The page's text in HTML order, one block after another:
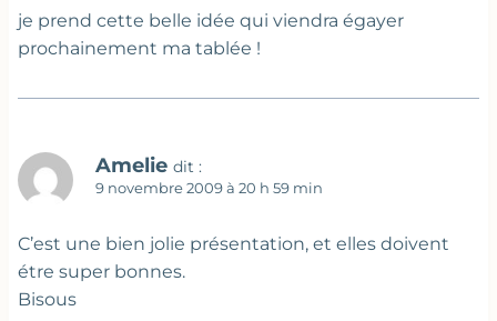
je prend cette belle idée qui viendra égayer
prochainement ma tablée !
Amelie dit :
9 novembre 2009 à 20 h 59 min
C’est une bien jolie présentation, et elles doivent
étre super bonnes.
Bisous